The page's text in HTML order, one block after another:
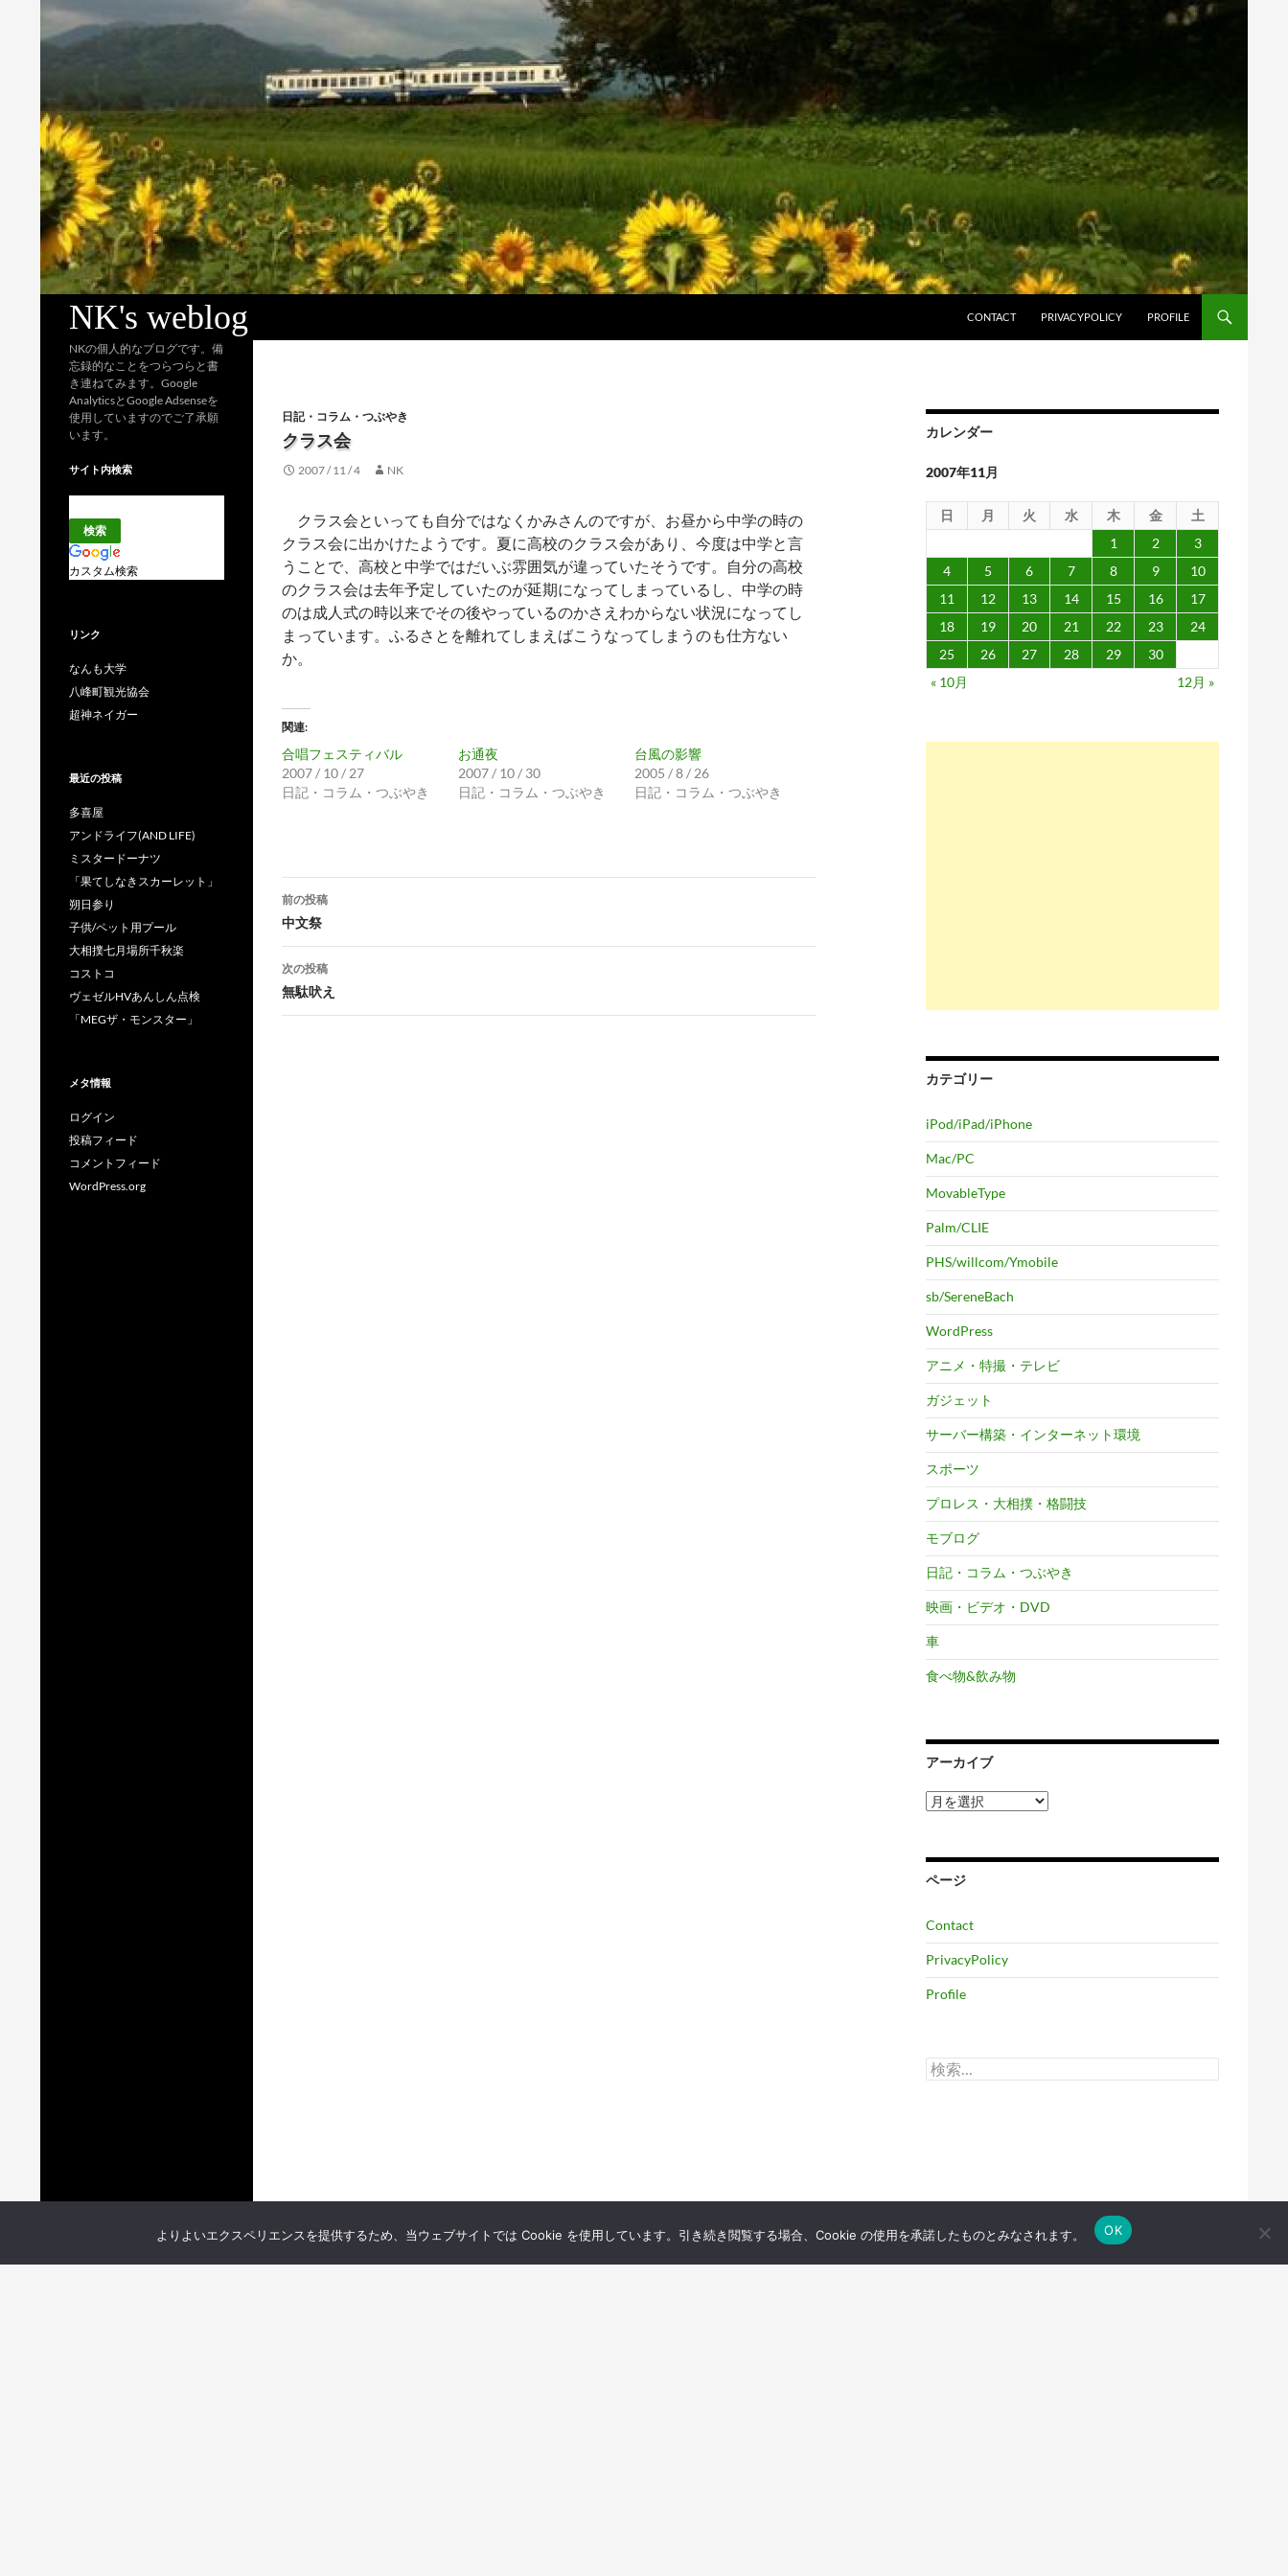
NK's weblog
CONTACT
PRIVACYPOLICY PROFILE
日記・コラム・つぶやき
クラス会
2007 / 11 / 4 NK
クラス会といっても自分ではなくかみさんのですが、お昼から中学の時の
クラス会に出かけたようです。夏に高校のクラス会があり、今度は中学と言
うことで、高校と中学ではだいぶ雰囲気が違っていたそうです。自分の高校
のクラス会は去年予定していたのが延期になってしまっているし、中学の時
のは成人式の時以来でその後やっているのかさえわからない状況になってし
まっています。ふるさとを離れてしまえばこうなってしまうのも仕方ない
か。
関連
合唱フェスティバル
2007 / 10 / 27
日記・コラム・つぶやき
お通夜
2007 / 10 / 30
日記・コラム・つぶやき
台風の影響
2005 / 8 / 26
日記・コラム・つぶやき
投
稿
ナ
ビ
ゲ
前の投稿
中文祭
次の投稿
無駄吠え
カレンダー
2007年11月
日 月 火 水 木 金
土
1
2
3
4
5 6 7 8 9
10
11
12 13 14 15 16
17
18
19 20 21 22 23
24
25
26 27 28 29
30
« 10月
12月 »
カテゴリー
iPod/iPad/iPhone
Mac/PC
MovableType
Palm/CLIE
PHS/willcom/Ymobile
sb/SereneBach
WordPress
アニメ・特撮・テレビ
ガジェット
サーバー構築・インターネット環境
スポーツ
プロレス・大相撲・格闘技
モブログ
日記・コラム・つぶやき
映画・ビデオ・DVD
車
食べ物&飲み物
アーカイブ
ア
ー
ブ
ページ
Contact
PrivacyPolicy
Profile
検
索:
NKの個人的なブログです。備
忘録的なことをつらつらと書
き連ねてみます。Google
AnalyticsとGoogle Adsenseを
使用していますのでご了承願
います。
サイト内検索
カスタム検索
リンク
なんも大学
八峰町観光協会
超神ネイガー
最近の投稿
多喜屋
アンドライフ(AND LIFE)
ミスタードーナツ
「果てしなきスカーレット」
朔日参り
子供/ペット用プール
大相撲七月場所千秋楽
コストコ
ヴェゼルHVあんしん点検
「MEGザ・モンスター」
メタ情報
ログイン
投稿フィード
コメントフィード
WordPress.org
よりよいエクスペリエンスを提供するため、当ウェブサイトでは Cookie を使用しています。引き続き閲覧する場合、Cookie の使用を承諾したものとみなされます。 OK